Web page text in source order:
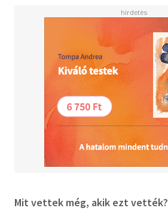
Mit vettek még, akik ezt vették?